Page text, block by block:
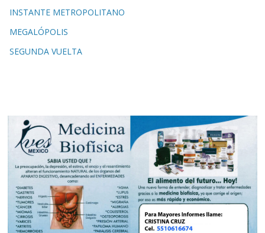
INSTANTE METROPOLITANO
MEGALÓPOLIS
SEGUNDA VUELTA